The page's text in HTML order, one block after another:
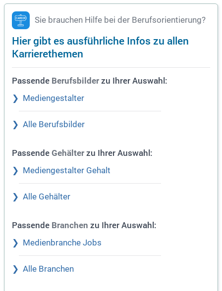
Sie brauchen Hilfe bei der Berufsorientierung?
Hier gibt es ausführliche Infos zu allen
Karrierethemen
Passende Berufsbilder zu Ihrer Auswahl:
Mediengestalter
Alle Berufsbilder
Passende Gehälter zu Ihrer Auswahl:
Mediengestalter Gehalt
Alle Gehälter
Passende Branchen zu Ihrer Auswahl:
Medienbranche Jobs
Alle Branchen